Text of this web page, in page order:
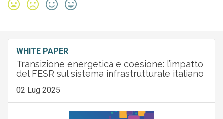
WHITE PAPER
Transizione energetica e coesione: l’impatto
del FESR sul sistema infrastrutturale italiano
02 Lug 2025